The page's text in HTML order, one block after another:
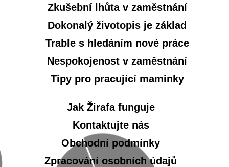
Zkušební lhůta v zaměstnání
Dokonalý životopis je základ
Trable s hledáním nové práce
Nespokojenost v zaměstnání
Tipy pro pracující maminky
Jak Žirafa funguje
Kontaktujte nás
Obchodní podmínky
Zpracování osobních údajů